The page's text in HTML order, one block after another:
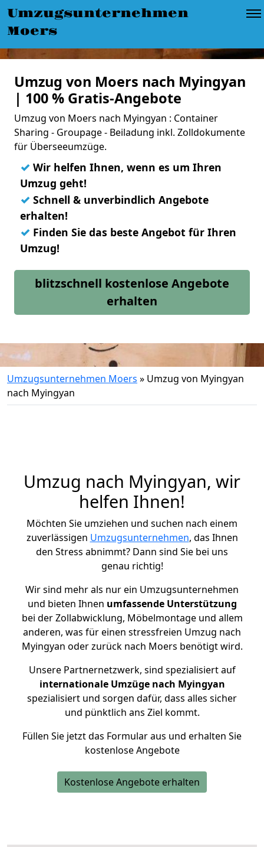
Umzugsunternehmen
Moers
Umzug von Moers nach Myingyan
| 100 % Gratis-Angebote
Umzug von Moers nach Myingyan : Container
Sharing - Groupage - Beiladung inkl. Zolldokumente
für Überseeumzüge.
✓ Wir helfen Ihnen, wenn es um Ihren
Umzug geht!
✓ Schnell & unverbindlich Angebote
erhalten!
✓ Finden Sie das beste Angebot für Ihren
Umzug!
blitzschnell kostenlose Angebote
erhalten
Umzugsunternehmen Moers » Umzug von Myingyan
nach Myingyan
Umzug nach Myingyan, wir
helfen Ihnen!
Möchten Sie umziehen und suchen nach einem
zuverlässigen Umzugsunternehmen, das Ihnen
den Stress abnimmt? Dann sind Sie bei uns
genau richtig!
Wir sind mehr als nur ein Umzugsunternehmen
und bieten Ihnen umfassende Unterstützung
bei der Zollabwicklung, Möbelmontage und allem
anderen, was für einen stressfreien Umzug nach
Myingyan oder zurück nach Moers benötigt wird.
Unsere Partnernetzwerk, sind spezialisiert auf
internationale Umzüge nach Myingyan
spezialisiert und sorgen dafür, dass alles sicher
und pünktlich ans Ziel kommt.
Füllen Sie jetzt das Formular aus und erhalten Sie
kostenlose Angebote
Kostenlose Angebote erhalten